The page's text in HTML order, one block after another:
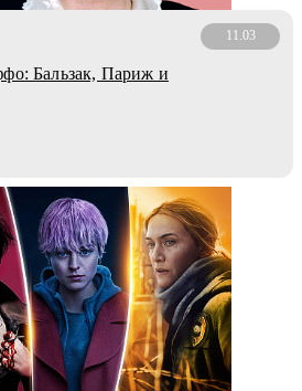
11.03
Бальзак, Париж и